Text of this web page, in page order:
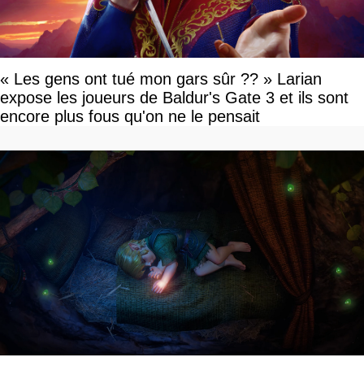
« Les gens ont tué mon gars sûr ?? » Larian
expose les joueurs de Baldur's Gate 3 et ils sont
encore plus fous qu'on ne le pensait